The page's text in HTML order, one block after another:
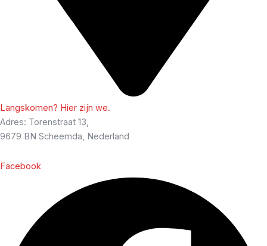
Langskomen? Hier zijn we.
Adres: Torenstraat 13,
9679 BN Scheemda, Nederland
Facebook